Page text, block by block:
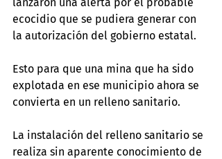
ecocidio que se pudiera generar con
la autorización del gobierno estatal.
Esto para que una mina que ha sido
explotada en ese municipio ahora se
convierta en un relleno sanitario.
La instalación del relleno sanitario se
realiza sin aparente conocimiento de